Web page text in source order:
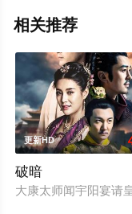
相关推荐
更新HD
破暗
大康太师闻宇阳宴请